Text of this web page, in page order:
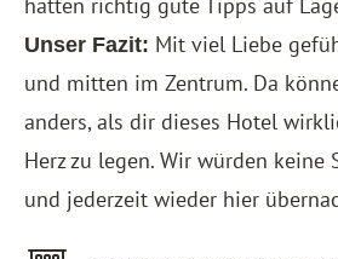
hatten richtig gute Tipps auf
Unser Fazit: Mit viel Liebe
und mitten im Zentrum. Da
anders, als dir dieses Hotel
Herz zu legen. Wir würden keine
und jederzeit wieder hier